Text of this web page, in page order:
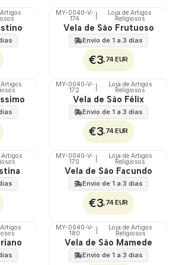
🇵🇹
100%
MY-0040-V-
174
Loja de Artigos
Religiosos
Vela de São Frutuoso
Envio de 1 a 3 dias
€3,74 EUR
🇵🇹
100%
MY-0040-V-
172
Loja de Artigos
Religiosos
Vela de São Félix
Envio de 1 a 3 dias
€3,74 EUR
Artigos
🇵🇹
100%
MY-0040-V-
170
Loja de Artigos
Religiosos
Vela de São Facundo
Envio de 1 a 3 dias
€3,74 EUR
🇵🇹
100%
MY-0040-V-
180
Loja de Artigos
Religiosos
Vela de São Mamede
Envio de 1 a 3 dias